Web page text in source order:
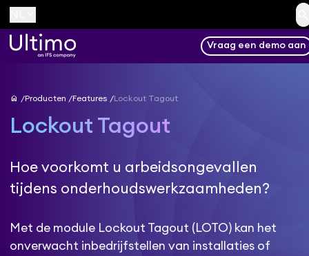
Vraag een demo aan
home Producten Features Lockout Tagout
Lockout Tagout
Hoe voorkomt u arbeidsongevallen
tijdens onderhoudswerkzaamheden?
Met de module Lockout Tagout (LOTO) kan het
onverwacht inbedrijfstellen van installaties of